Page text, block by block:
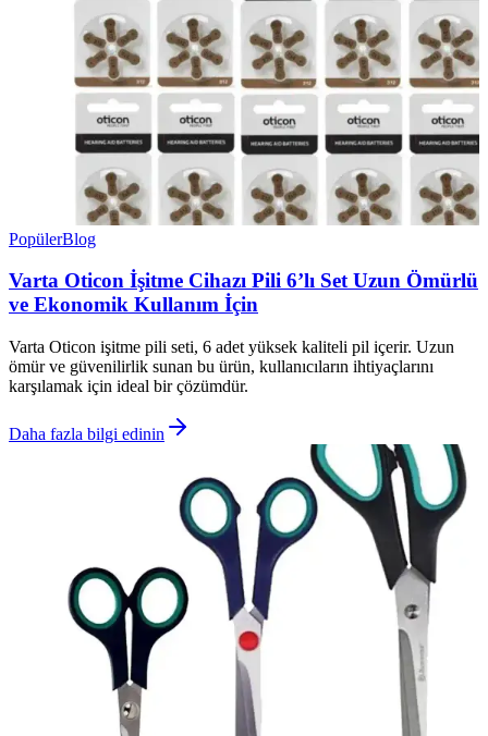
PopülerBlog
Varta Oticon İşitme Cihazı Pili 6’lı Set Uzun Ömürlü
ve Ekonomik Kullanım İçin
Varta Oticon işitme pili seti, 6 adet yüksek kaliteli pil içerir. Uzun
ömür ve güvenilirlik sunan bu ürün, kullanıcıların ihtiyaçlarını
karşılamak için ideal bir çözümdür.
Daha fazla bilgi edinin